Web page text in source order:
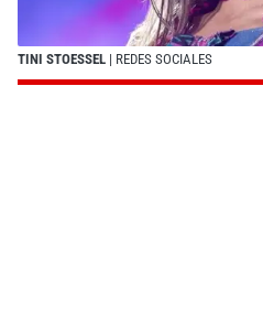
TINI STOESSEL | REDES SOCIALES